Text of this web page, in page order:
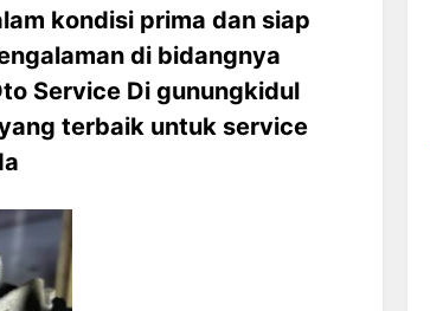
kondisi prima dan siap
di bidangnya
Service Di gunungkidul
terbaik untuk service